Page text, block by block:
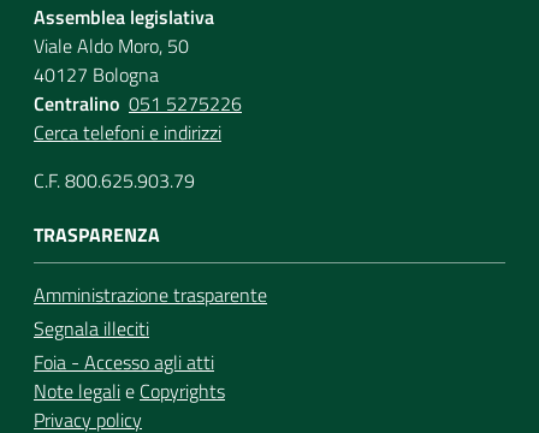
Assemblea legislativa
Viale Aldo Moro, 50
40127 Bologna
Centralino 051 5275226
Cerca telefoni e indirizzi
C.F. 800.625.903.79
TRASPARENZA
Amministrazione trasparente
Segnala illeciti
Foia - Accesso agli atti
Note legalie Copyrights
Privacy policy